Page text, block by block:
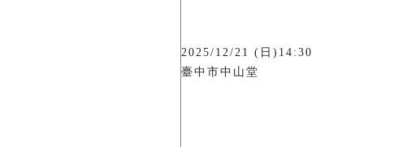
2025/12/21 (日)14:30
臺中市中山堂